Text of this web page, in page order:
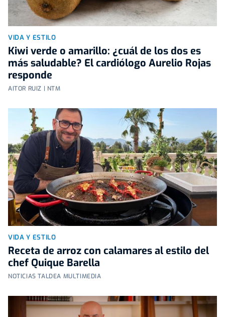
VIDA Y ESTILO
Kiwi verde o amarillo: ¿cuál de los dos es
más saludable? El cardiólogo Aurelio Rojas
responde
AITOR RUIZ | NTM
VIDA Y ESTILO
Receta de arroz con calamares al estilo del
chef Quique Barella
NOTICIAS TALDEA MULTIMEDIA